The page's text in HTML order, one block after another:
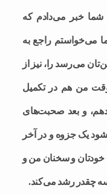
خبر می‌دادم که
می‌خواستم راجع به
می‌رسد را، نیز از
من هم در تکمیل
و بعد صحبت‌های
یک جزوه و در آخر
خودتان و سخنان من و
چقدر رشد می‌کند.